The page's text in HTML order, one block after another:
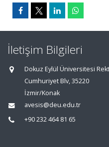
İletişim Bilgileri
Dokuz Eylül Üniversitesi
Cumhuriyet Blv, 35220
İzmir/Konak
avesis@deu.edu.tr
+90 232 464 81 65